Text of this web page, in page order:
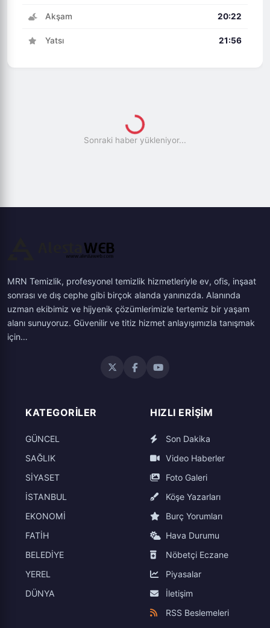
Akşam 20:22
Yatsı 21:56
Sonraki haber yükleniyor...
MRN Temizlik, profesyonel temizlik hizmetleriyle ev, ofis, inşaat
sonrası ve dış cephe gibi birçok alanda yanınızda. Alanında
uzman ekibimiz ve hijyenik çözümlerimizle tertemiz bir yaşam
alanı sunuyoruz. Güvenilir ve titiz hizmet anlayışımızla tanışmak
için…
KATEGORILER
GÜNCEL
SAĞLIK
SİYASET
İSTANBUL
EKONOMİ
FATİH
BELEDİYE
YEREL
DÜNYA
HIZLI ERIŞIM
Son Dakika
Video Haberler
Foto Galeri
Köşe Yazarları
Burç Yorumları
Hava Durumu
Nöbetçi Eczane
Piyasalar
İletişim
RSS Beslemeleri